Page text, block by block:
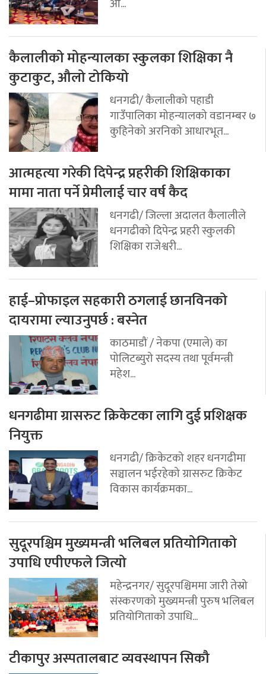
कैलालीको मोहन्यालका स्कुलका शिक्षिका नै
कुटाकुट, औलो टोकियो
धनगढी/ कैलालीको पहाडी
गाउँपालिका मोहन्यालको वडानम्बर ७
कुहिनेको अरनिको आधारभूत...
आत्महत्या गरेकी दिपेन्द्र प्रहरीकी शिक्षिकाका
मामा नाता पर्ने प्रेमीलाई चार वर्ष कैद
धनगढी/ जिल्ला अदालत कैलालीले
धनगढीको दिपेन्द्र प्रहरी स्कुलकी
शिक्षिका राजेश्वरी...
हाई–प्रोफाइल सहकारी ठगलाई छानविनको
दायरामा ल्याउनुपर्छ : बस्नेत
काठमाडौं / नेकपा (एमाले) का
पोलिटब्युरो सदस्य तथा पूर्वमन्त्री
महेश...
धनगढीमा ग्रासरुट क्रिकेटका लागि दुई प्रशिक्षक
नियुक्त
धनगढी/ क्रिकेटको शहर धनगढीमा
सञ्चालन भईरहेको ग्रासरुट क्रिकेट
विकास कार्यक्रमका...
सुदूरपश्चिम मुख्यमन्त्री भलिबल प्रतियोगिताको
उपाधि एपीएफले जित्यो
महेन्द्रनगर/ सुदूरपश्चिममा जारी तेस्रो
संस्करणको मुख्यमन्त्री पुरुष भलिबल
प्रतियोगिताको उपाधि...
टीकापुर अस्पतालबाट व्यवस्थापन सिकौ